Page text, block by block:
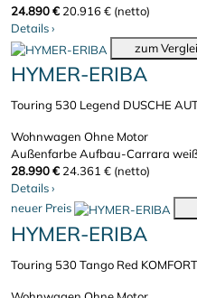
24.890 € 20.916 € (netto)
Details›
zum
HYMER-ERIBA
Touring 530 Legend DUSCHE
Wohnwagen Ohne Motor
Außenfarbe Aufbau-Carrara
28.990 € 24.361 € (netto)
Details›
neuer Preis
HYMER-ERIBA
Touring 530 Tango Red